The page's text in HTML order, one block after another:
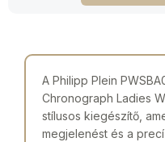
A Philipp Plein
Chronograph Ladies
stílusos kiegészítő,
megjelenést és a